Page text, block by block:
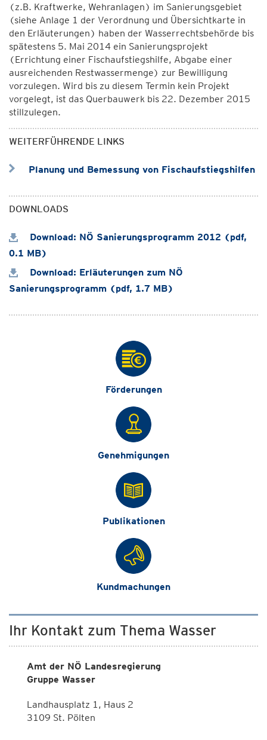
(z.B. Kraftwerke, Wehranlagen) im Sanierungsgebiet
(siehe Anlage 1 der Verordnung und Übersichtkarte in
den Erläuterungen) haben der Wasserrechtsbehörde bis
spätestens 5. Mai 2014 ein Sanierungsprojekt
(Errichtung einer Fischaufstiegshilfe, Abgabe einer
ausreichenden Restwassermenge) zur Bewilligung
vorzulegen. Wird bis zu diesem Termin kein Projekt
vorgelegt, ist das Querbauwerk bis 22. Dezember 2015
stillzulegen.
WEITERFÜHRENDE LINKS
Planung und Bemessung von Fischaufstiegshilfen
DOWNLOADS
Download: NÖ Sanierungsprogramm 2012 (pdf,
0.1 MB)
Download: Erläuterungen zum NÖ
Sanierungsprogramm (pdf, 1.7 MB)
Förderungen
Genehmigungen
Publikationen
Kundmachungen
Ihr Kontakt zum Thema Wasser
Amt der NÖ Landesregierung
Gruppe Wasser
Landhausplatz 1, Haus 2
3109 St. Pölten